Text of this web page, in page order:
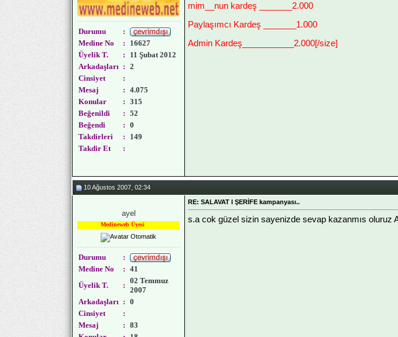
Durumu
:
Medine No
:
16627
Üyelik T.
:
11 Şubat 2012
Arkadaşları : 2
Cinsiyet
:
Mesaj
: 4.075
Konular
: 315
Beğenildi
: 52
Beğendi
: 0
Takdirleri
:
149
Takdir Et
:
mim__nun kardeş _______2.000
Paylaşımcı Kardeş _______1.000
Admin Kardeş___________2.000[/size]
10 Ağustos 2007, 02:34
ayel
Medineweb Üyesi
Durumu
:
Medine No
: 41
Üyelik T.
:
02 Temmuz
2007
Arkadaşları : 0
Cinsiyet
:
Mesaj
: 83
RE: SALAVAT I ŞERİFE kampanyası..
s.a cok güzel sizin sayenizde sevap kazanmıs oluruz